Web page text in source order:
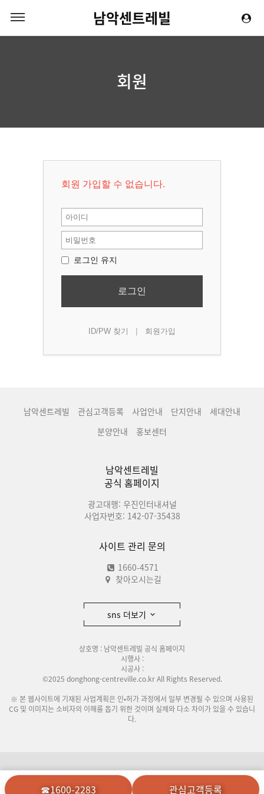
남악센트레빌
회원
회원 가입할 수 없습니다.
로그인 유지
로그인
ID/PW 찾기 | 회원가입
남악센트레빌 관심고객등록 사업안내 단지안내
세대안내
분양안내
홍보센터
남악센트레빌
공식 홈페이지
광고대행: 우진인터내셔널
사업자번호: 142-07-35438
사이트 관리 문의
1660-4571
찾아오시는길
sns 더보기
상호명 : 남악센트레빌 공식 홈페이지
시행사 :
시공사 :
©2025 donghong-centreville.co.kr All Rights Reserved.
※ 본 웹사이트에 기재된 사업계획은 인•허가 과정에서 일부 변경될 수 있으며 사용된
CG 및 이미지는 소비자의 이해를 돕기 위한 것이며 실제와 다소 차이가 있을 수 있습니
다.
이용안내 개인정보처리방침
☎1600-2283 관심고객등록